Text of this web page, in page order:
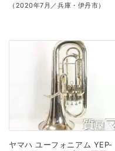
（2020年7月／兵庫・伊丹市）
ヤマハ ユーフォニアム YEP-